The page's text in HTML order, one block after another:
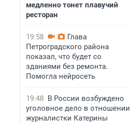
медленно тонет плавучий
ресторан
19:58
Глава
Петроградского района
показал, что будет со
зданиями без ремонта.
Помогла нейросеть
19:48 В России возбуждено
уголовное дело в отношении
журналистки Катерины